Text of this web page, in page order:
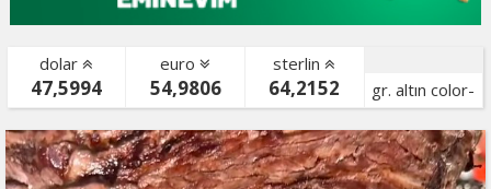
dolar
47,5994
euro
54,9806
sterlin
64,2152
gr. altın color-
bist color-